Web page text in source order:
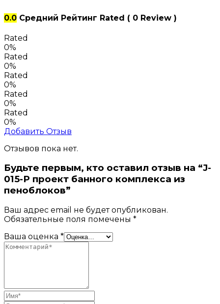
0.0 Средний Рейтинг Rated ( 0 Review )
Rated
0%
Rated
0%
Rated
0%
Rated
0%
Rated
0%
Добавить Отзыв
Отзывов пока нет.
Будьте первым, кто оставил отзыв на “J-
015-P проект банного комплекса из
пеноблоков”
Ваш адрес email не будет опубликован.
Обязательные поля помечены *
Ваша оценка *